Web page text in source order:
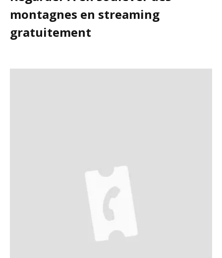
montagnes en streaming
gratuitement